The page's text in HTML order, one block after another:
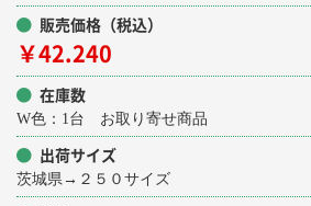
販売価格（税込）
￥42.240
在庫数
W色：1台 お取り寄せ商品
出荷サイズ
茨城県→２５０サイズ